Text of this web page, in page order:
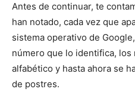
Antes de continuar, te
han notado, cada vez que
sistema operativo de
número que lo identifica,
alfabético y hasta ahora se
de postres.